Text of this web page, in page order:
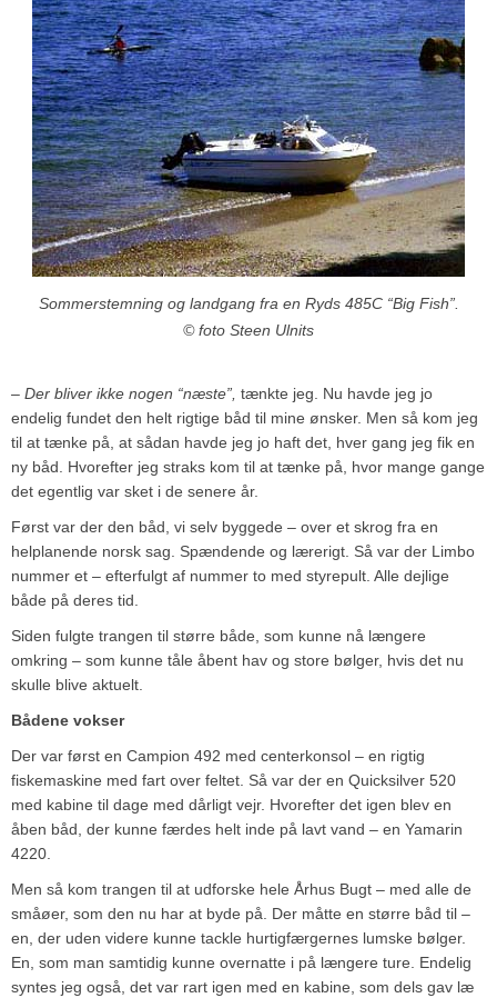
Sommerstemning og landgang fra en Ryds 485C “Big Fish”.
© foto Steen Ulnits
– Der bliver ikke nogen “næste”, tænkte jeg. Nu havde jeg jo
endelig fundet den helt rigtige båd til mine ønsker. Men så kom jeg
til at tænke på, at sådan havde jeg jo haft det, hver gang jeg fik en
ny båd. Hvorefter jeg straks kom til at tænke på, hvor mange gange
det egentlig var sket i de senere år.
Først var der den båd, vi selv byggede – over et skrog fra en
helplanende norsk sag. Spændende og lærerigt. Så var der Limbo
nummer et – efterfulgt af nummer to med styrepult. Alle dejlige
både på deres tid.
Siden fulgte trangen til større både, som kunne nå længere
omkring – som kunne tåle åbent hav og store bølger, hvis det nu
skulle blive aktuelt.
Bådene vokser
Der var først en Campion 492 med centerkonsol – en rigtig
fiskemaskine med fart over feltet. Så var der en Quicksilver 520
med kabine til dage med dårligt vejr. Hvorefter det igen blev en
åben båd, der kunne færdes helt inde på lavt vand – en Yamarin
4220.
Men så kom trangen til at udforske hele Århus Bugt – med alle de
småøer, som den nu har at byde på. Der måtte en større båd til –
en, der uden videre kunne tackle hurtigfærgernes lumske bølger.
En, som man samtidig kunne overnatte i på længere ture. Endelig
syntes jeg også, det var rart igen med en kabine, som dels gav læ